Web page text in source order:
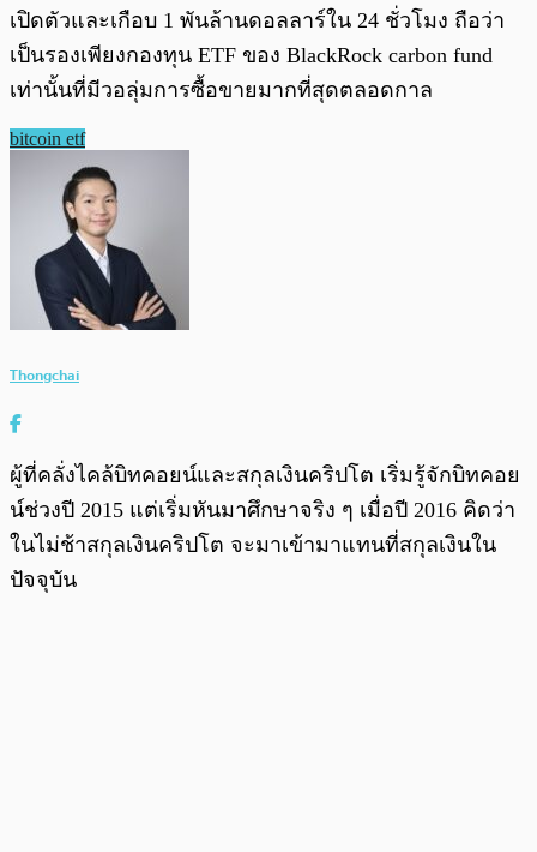
เปิดตัวและเกือบ 1 พันล้านดอลลาร์ใน 24 ชั่วโมง ถือว่า
เป็นรองเพียงกองทุน ETF ของ BlackRock carbon fund
เท่านั้นที่มีวอลุ่มการซื้อขายมากที่สุดตลอดกาล
bitcoin etf
Thongchai
ผู้ที่คลั่งไคล้บิทคอยน์และสกุลเงินคริปโต เริ่มรู้จักบิทคอย
น์ช่วงปี 2015 แต่เริ่มหันมาศึกษาจริง ๆ เมื่อปี 2016 คิดว่า
ในไม่ช้าสกุลเงินคริปโต จะมาเข้ามาแทนที่สกุลเงินใน
ปัจจุบัน